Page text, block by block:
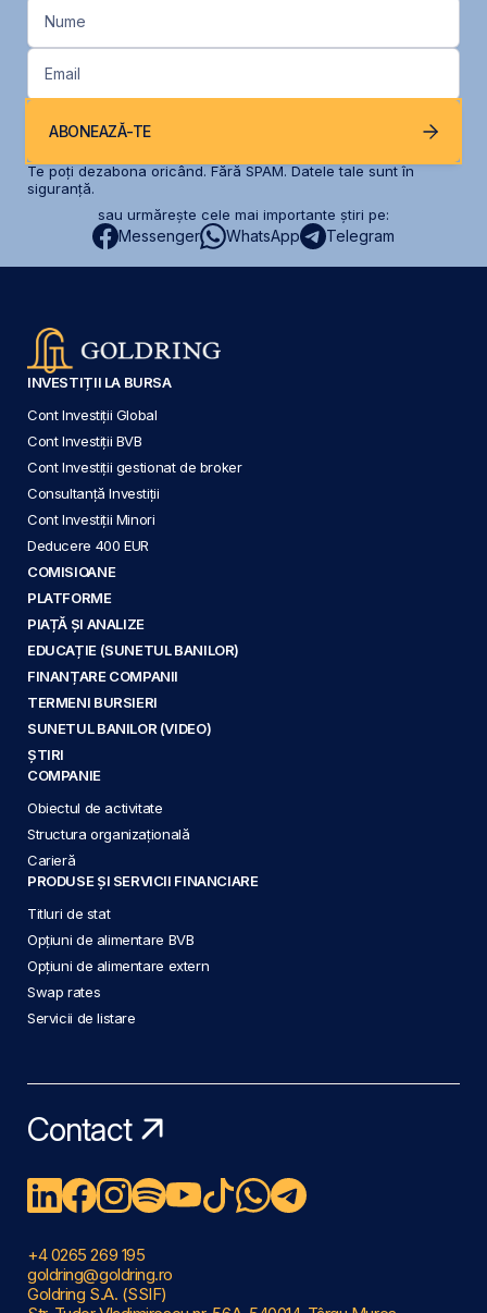
Nume
Email
ABONEAZĂ-TE
Te poți dezabona oricând. Fără SPAM. Datele tale sunt în
siguranță.
sau urmărește cele mai importante știri pe:
Messenger WhatsApp Telegram
INVESTIȚII LA BURSA
Cont Investiții Global
Cont Investiții BVB
Cont Investiții gestionat de broker
Consultanță Investiții
Cont Investiții Minori
Deducere 400 EUR
COMISIOANE
PLATFORME
PIAȚĂ ȘI ANALIZE
EDUCAȚIE (SUNETUL BANILOR)
FINANȚARE COMPANII
TERMENI BURSIERI
SUNETUL BANILOR (VIDEO)
ȘTIRI
COMPANIE
Obiectul de activitate
Structura organizațională
Carieră
PRODUSE ȘI SERVICII FINANCIARE
Titluri de stat
Opțiuni de alimentare BVB
Opțiuni de alimentare extern
Swap rates
Servicii de listare
Contact
+4 0265 269 195
goldring@goldring.ro
Goldring S.A. (SSIF)